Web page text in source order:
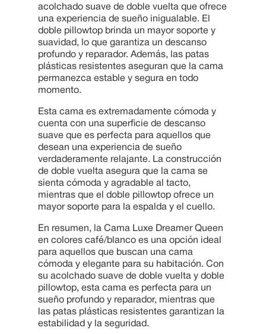
acolchado suave de doble vuelta que ofrece
una experiencia de sueño inigualable. El
doble pillowtop brinda un mayor soporte y
suavidad, lo que garantiza un descanso
profundo y reparador. Además, las patas
plásticas resistentes aseguran que la cama
permanezca estable y segura en todo
momento.
Esta cama es extremadamente cómoda y
cuenta con una superficie de descanso
suave que es perfecta para aquellos que
desean una experiencia de sueño
verdaderamente relajante. La construcción
de doble vuelta asegura que la cama se
sienta cómoda y agradable al tacto,
mientras que el doble pillowtop ofrece un
mayor soporte para la espalda y el cuello.
En resumen, la Cama Luxe Dreamer Queen
en colores café/blanco es una opción ideal
para aquellos que buscan una cama
cómoda y elegante para su habitación. Con
su acolchado suave de doble vuelta y doble
pillowtop, esta cama es perfecta para un
sueño profundo y reparador, mientras que
las patas plásticas resistentes garantizan la
estabilidad y la seguridad.